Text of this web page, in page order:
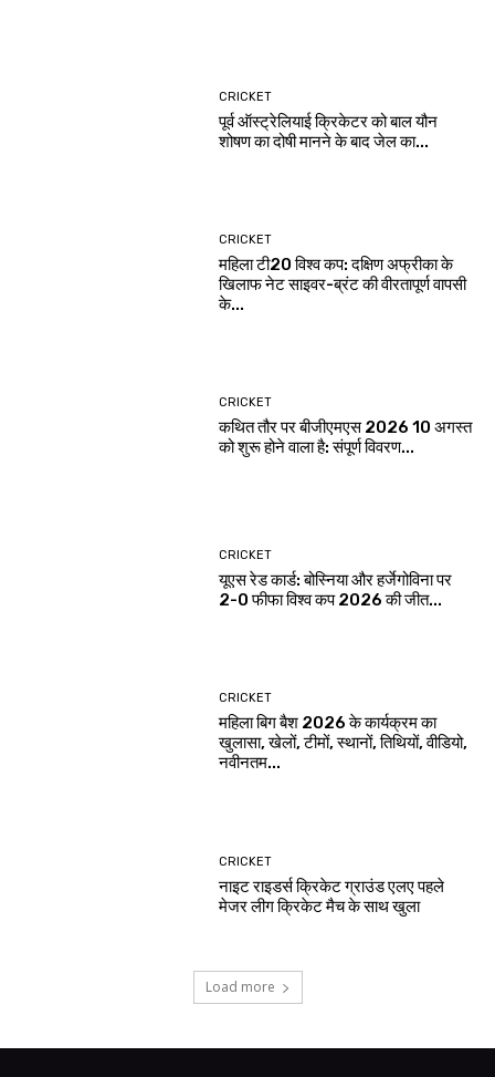
CRICKET
पूर्व ऑस्ट्रेलियाई क्रिकेटर को बाल यौन
शोषण का दोषी मानने के बाद जेल का...
CRICKET
महिला टी20 विश्व कप: दक्षिण अफ्रीका के
खिलाफ नेट साइवर-ब्रंट की वीरतापूर्ण वापसी
के...
CRICKET
कथित तौर पर बीजीएमएस 2026 10 अगस्त
को शुरू होने वाला है: संपूर्ण विवरण...
CRICKET
यूएस रेड कार्ड: बोस्निया और हर्जेगोविना पर
2-0 फीफा विश्व कप 2026 की जीत...
CRICKET
महिला बिग बैश 2026 के कार्यक्रम का
खुलासा, खेलों, टीमों, स्थानों, तिथियों, वीडियो,
नवीनतम...
CRICKET
नाइट राइडर्स क्रिकेट ग्राउंड एलए पहले
मेजर लीग क्रिकेट मैच के साथ खुला
Load more